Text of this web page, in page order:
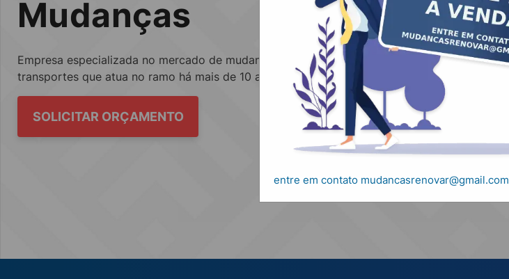
Mudanças
Empresa especializada no mercado de mudanças, fretes, carretos e
transportes que atua no ramo há mais de 10 anos.
SOLICITAR ORÇAMENTO
entre em contato mudancasrenovar@gmail.com